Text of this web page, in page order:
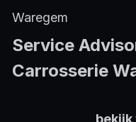
Waregem
Service
Carrosserie